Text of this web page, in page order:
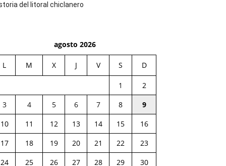
del litoral chiclanero
agosto 2026
L M X J V S D
1
2
3
4 5 6 7 8
9
10
11 12 13 14 15
16
17
18 19 20 21 22
23
24
25 26 27 28 29
30